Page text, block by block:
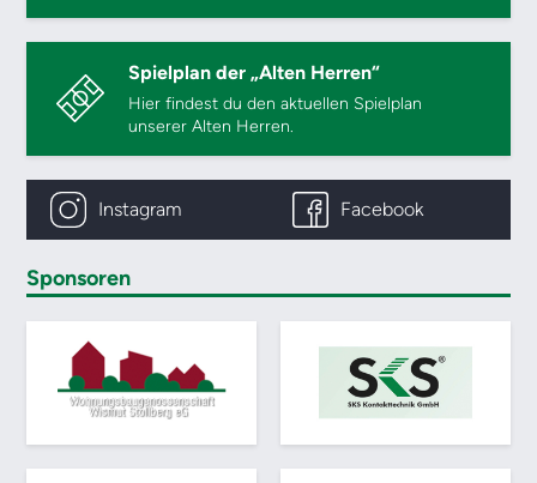
Spielplan der „Alten Herren“
Hier findest du den aktuellen Spielplan
unserer Alten Herren.
Instagram Facebook
Sponsoren